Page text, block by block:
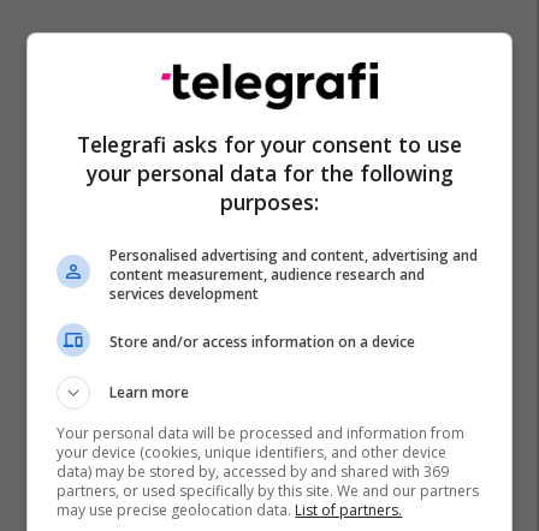
Telegrafi asks for your consent to use
your personal data for the following
purposes:
Personalised advertising and content, advertising and
content measurement, audience research and
services development
Store and/or access information on a device
Learn more
Your personal data will be processed and information from
your device (cookies, unique identifiers, and other device
data) may be stored by, accessed by and shared with 369
partners, or used specifically by this site. We and our partners
may use precise geolocation data. List of partners.